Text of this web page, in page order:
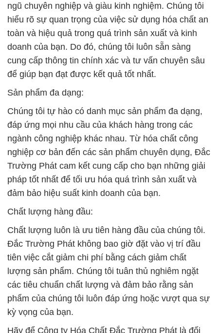
ngũ chuyên nghiệp và giàu kinh nghiệm. Chúng tôi
hiểu rõ sự quan trọng của việc sử dụng hóa chất an
toàn và hiệu quả trong quá trình sản xuất và kinh
doanh của bạn. Do đó, chúng tôi luôn sẵn sàng
cung cấp thông tin chính xác và tư vấn chuyên sâu
để giúp bạn đạt được kết quả tốt nhất.
Sản phẩm đa dạng:
Chúng tôi tự hào có danh mục sản phẩm đa dạng,
đáp ứng mọi nhu cầu của khách hàng trong các
ngành công nghiệp khác nhau. Từ hóa chất công
nghiệp cơ bản đến các sản phẩm chuyên dụng, Đắc
Trường Phát cam kết cung cấp cho bạn những giải
pháp tốt nhất để tối ưu hóa quá trình sản xuất và
đảm bảo hiệu suất kinh doanh của bạn.
Chất lượng hàng đầu:
Chất lượng luôn là ưu tiên hàng đầu của chúng tôi.
Đắc Trường Phát không bao giờ đặt vào vị trí đầu
tiên việc cắt giảm chi phí bằng cách giảm chất
lượng sản phẩm. Chúng tôi tuân thủ nghiêm ngặt
các tiêu chuẩn chất lượng và đảm bảo rằng sản
phẩm của chúng tôi luôn đáp ứng hoặc vượt qua sự
kỳ vọng của bạn.
Hãy để Công ty Hóa Chất Đắc Trường Phát là đối